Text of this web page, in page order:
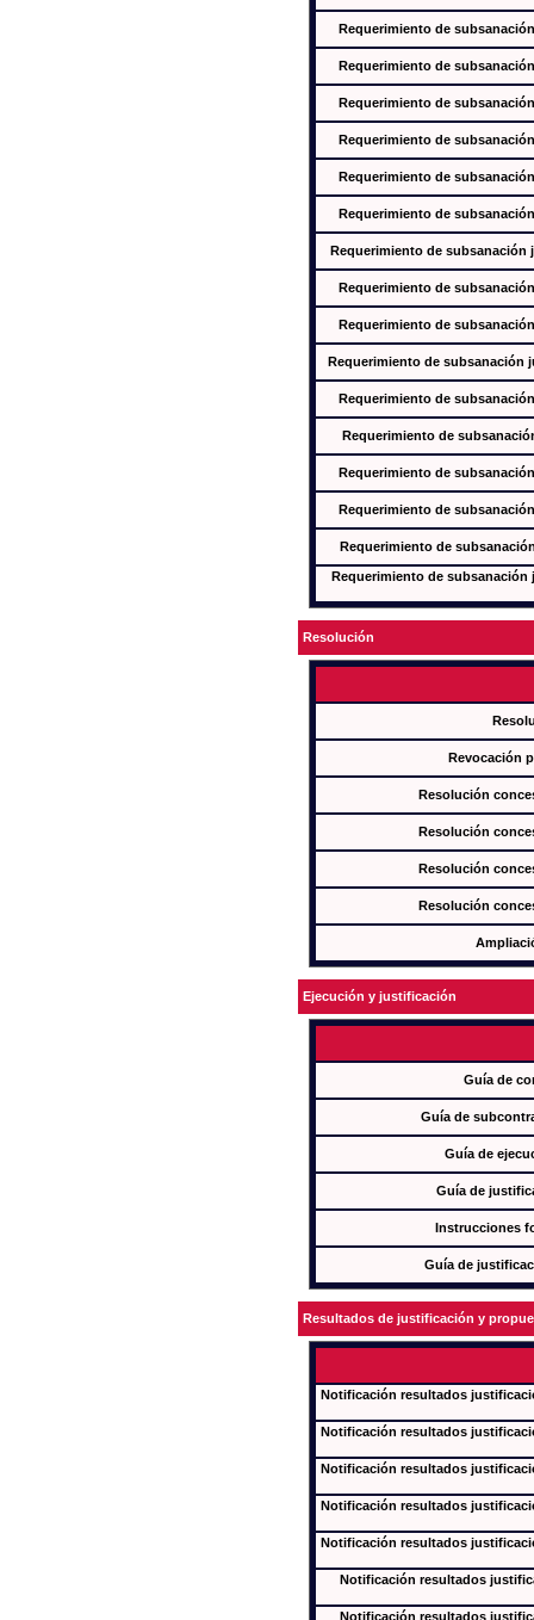
Requerimiento de
Requerimiento de
Requerimiento de
Requerimiento de
Requerimiento de
Requerimiento de
Requerimiento de subsanación
Requerimiento de
Requerimiento de
Requerimiento de subsanación
Requerimiento de
Requerimiento de
Requerimiento de
Requerimiento de
Requerimiento de
Requerimiento de
Resolución
Revocación
Resolución
Resolución
Resolución
Resolución
Ejecución y justificación
Guía de
Guía de
Guía de
Guía de
Instrucciones
Guía de
Resultados de justificación y
Notificación resultados
Notificación resultados
Notificación resultados
Notificación resultados
Notificación resultados
Notificación resultados
Notificación resultados